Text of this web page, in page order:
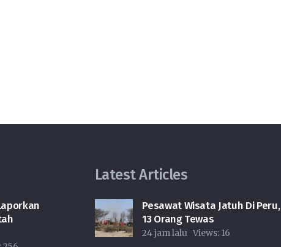
Latest Articles
Pesawat Wisata Jatuh Di Peru,
13 Orang Tewas
24 jam lalu Views: 16